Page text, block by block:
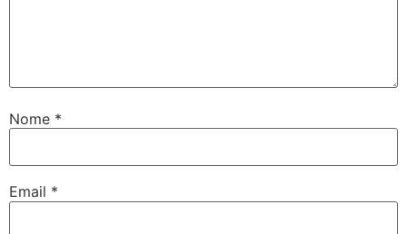
Nome *
Email *